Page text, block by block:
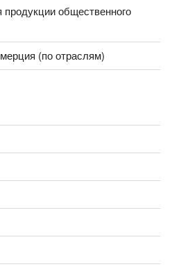
продукции общественного
(по отраслям)